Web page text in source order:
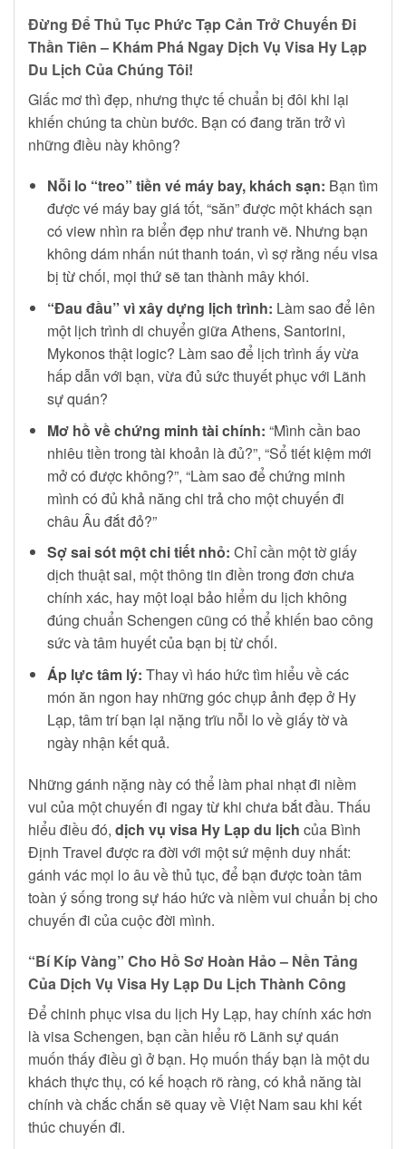
Đừng Để Thủ Tục Phức Tạp Cản Trở Chuyến Đi
Thần Tiên – Khám Phá Ngay Dịch Vụ Visa Hy Lạp
Du Lịch Của Chúng Tôi!
Giấc mơ thì đẹp, nhưng thực tế chuẩn bị đôi khi lại
khiến chúng ta chùn bước. Bạn có đang trăn trở vì
những điều này không?
Nỗi lo “treo” tiền vé máy bay, khách sạn: Bạn tìm
được vé máy bay giá tốt, “săn” được một khách sạn
có view nhìn ra biển đẹp như tranh vẽ. Nhưng bạn
không dám nhấn nút thanh toán, vì sợ rằng nếu visa
bị từ chối, mọi thứ sẽ tan thành mây khói.
“Đau đầu” vì xây dựng lịch trình: Làm sao để lên
một lịch trình di chuyển giữa Athens, Santorini,
Mykonos thật logic? Làm sao để lịch trình ấy vừa
hấp dẫn với bạn, vừa đủ sức thuyết phục với Lãnh
sự quán?
Mơ hồ về chứng minh tài chính: “Mình cần bao
nhiêu tiền trong tài khoản là đủ?”, “Sổ tiết kiệm mới
mở có được không?”, “Làm sao để chứng minh
mình có đủ khả năng chi trả cho một chuyến đi
châu Âu đắt đỏ?”
Sợ sai sót một chi tiết nhỏ: Chỉ cần một tờ giấy
dịch thuật sai, một thông tin điền trong đơn chưa
chính xác, hay một loại bảo hiểm du lịch không
đúng chuẩn Schengen cũng có thể khiến bao công
sức và tâm huyết của bạn bị từ chối.
Áp lực tâm lý: Thay vì háo hức tìm hiểu về các
món ăn ngon hay những góc chụp ảnh đẹp ở Hy
Lạp, tâm trí bạn lại nặng trĩu nỗi lo về giấy tờ và
ngày nhận kết quả.
Những gánh nặng này có thể làm phai nhạt đi niềm
vui của một chuyến đi ngay từ khi chưa bắt đầu. Thấu
hiểu điều đó, dịch vụ visa Hy Lạp du lịch của Bình
Định Travel được ra đời với một sứ mệnh duy nhất:
gánh vác mọi lo âu về thủ tục, để bạn được toàn tâm
toàn ý sống trong sự háo hức và niềm vui chuẩn bị cho
chuyến đi của cuộc đời mình.
“Bí Kíp Vàng” Cho Hồ Sơ Hoàn Hảo – Nền Tảng
Của Dịch Vụ Visa Hy Lạp Du Lịch Thành Công
Để chinh phục visa du lịch Hy Lạp, hay chính xác hơn
là visa Schengen, bạn cần hiểu rõ Lãnh sự quán
muốn thấy điều gì ở bạn. Họ muốn thấy bạn là một du
khách thực thụ, có kế hoạch rõ ràng, có khả năng tài
chính và chắc chắn sẽ quay về Việt Nam sau khi kết
thúc chuyến đi.